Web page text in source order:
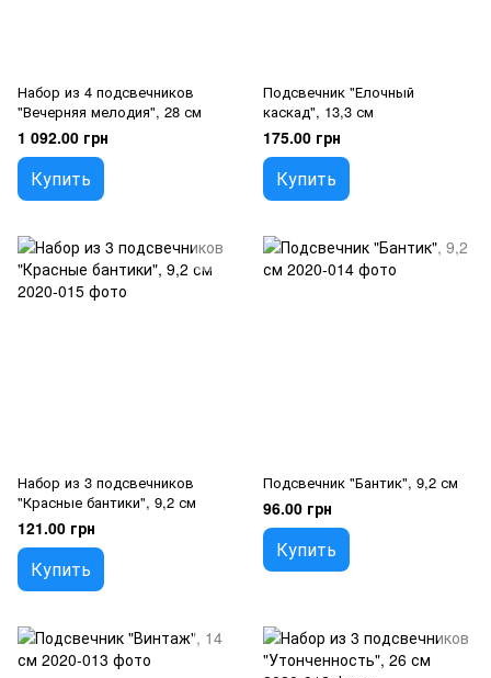
Набор из 4 подсвечников
"Вечерняя мелодия", 28 см
1 092.00 грн
Купить
Подсвечник "Елочный
каскад", 13,3 см
175.00 грн
Купить
Набор из 3 подсвечников
"Красные бантики", 9,2 см
121.00 грн
Купить
Подсвечник "Бантик", 9,2 см
96.00 грн
Купить